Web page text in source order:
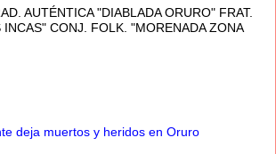
AUTÉNTICA "DIABLADA ORURO" FRAT.
INCAS" CONJ. FOLK. "MORENADA ZONA
deja muertos y heridos en Oruro